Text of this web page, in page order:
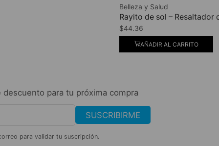
Belleza y Salud
Rayito de sol – Resaltador
$44.36
AÑADIR AL CARRITO
para tu próxima compra
SUSCRIBIRME
para validar tu suscripción.